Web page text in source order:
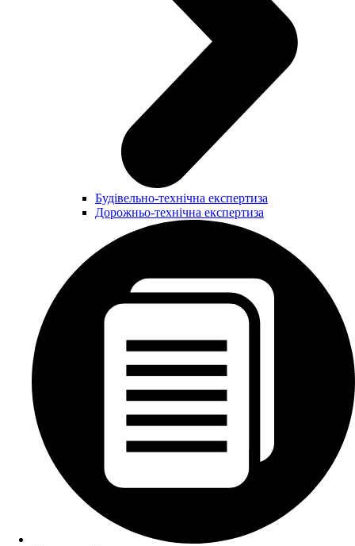
Будівельно-технічна експертиза
Дорожньо-технічна експертиза